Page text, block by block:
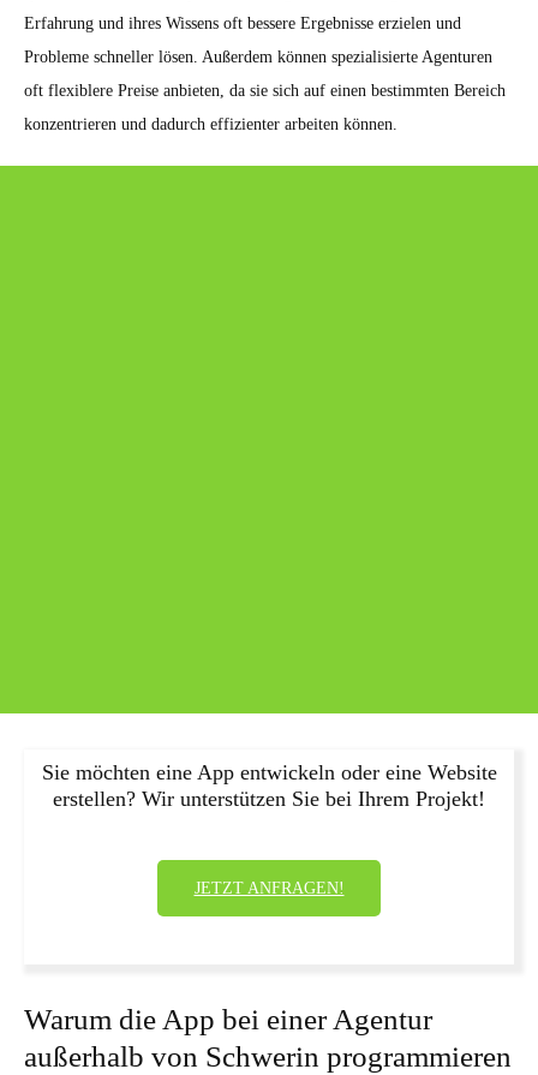
Erfahrung und ihres Wissens oft bessere Ergebnisse erzielen und
Probleme schneller lösen. Außerdem können spezialisierte Agenturen
oft flexiblere Preise anbieten, da sie sich auf einen bestimmten Bereich
konzentrieren und dadurch effizienter arbeiten können.
Sie möchten eine App entwickeln oder eine Website
erstellen? Wir unterstützen Sie bei Ihrem Projekt!
JETZT ANFRAGEN!
Warum die App bei einer Agentur
außerhalb von Schwerin programmieren